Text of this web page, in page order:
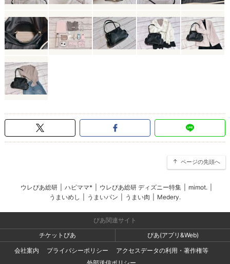
ページの先頭へ
ウレぴあ総研 ハピママ* ウレぴあ総研 ディズニー特集 mimot.
うまいめし
うまいパン うまい肉 Medery.
ぴあ関連サイト
チケットぴあ
ぴあ(アプリ&Web)
会社案内
プライバシーポリシー
アクセスデータの利用・著作権等